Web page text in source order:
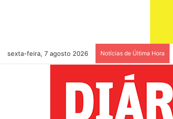
sexta-feira, 7 agosto 2026 Notícias de Última Hora